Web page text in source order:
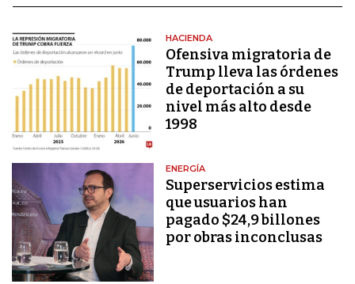
HACIENDA
Ofensiva migratoria de
Trump lleva las órdenes
de deportación a su
nivel más alto desde
1998
ENERGÍA
Superservicios estima
que usuarios han
pagado $24,9 billones
por obras inconclusas